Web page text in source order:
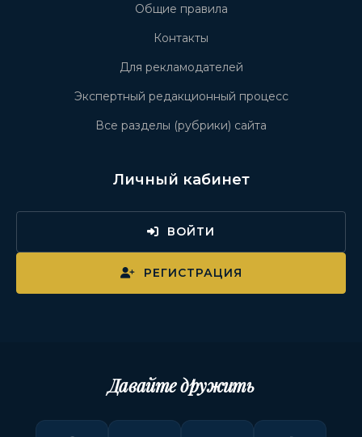
Общие правила
Контакты
Для рекламодателей
Экспертный редакционный процесс
Все разделы (рубрики) сайта
Личный кабинет
ВОЙТИ
РЕГИСТРАЦИЯ
Давайте дружить